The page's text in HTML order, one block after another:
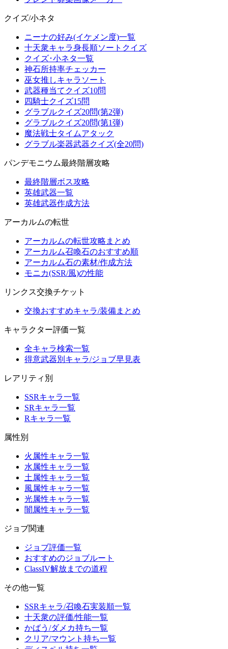
クイズ/小ネタ
ニーナの好み(イケメン度)一覧
十天衆キャラ身長順ソートクイズ
クイズ･小ネタ一覧
神石所持率チェッカー
巫女推しキャラソート
武器種当てクイズ10問
四騎士クイズ15問
グラブルクイズ20問(第2弾)
グラブルクイズ20問(第1弾)
魔法戦士タイムアタック
グラブル楽器武器クイズ(全20問)
パンデモニウム最終階層攻略
最終階層ボス攻略
英雄武器一覧
英雄武器作成方法
アーカルムの転世
アーカルムの転世攻略まとめ
アーカルム召喚石のおすすめ順
アーカルム石の素材/作成方法
モニカ(SSR/風)の性能
リンクス交換チケット
交換おすすめキャラ/装備まとめ
キャラクター評価一覧
全キャラ検索一覧
得意武器別キャラ/ジョブ早見表
レアリティ別
SSRキャラ一覧
SRキャラ一覧
Rキャラ一覧
属性別
火属性キャラ一覧
水属性キャラ一覧
土属性キャラ一覧
風属性キャラ一覧
光属性キャラ一覧
闇属性キャラ一覧
ジョブ関連
ジョブ評価一覧
おすすめのジョブルート
ClassIV解放までの道程
その他一覧
SSRキャラ/召喚石実装順一覧
十天衆の評価/性能一覧
かばう/ダメカ持ち一覧
クリア/マウント持ち一覧